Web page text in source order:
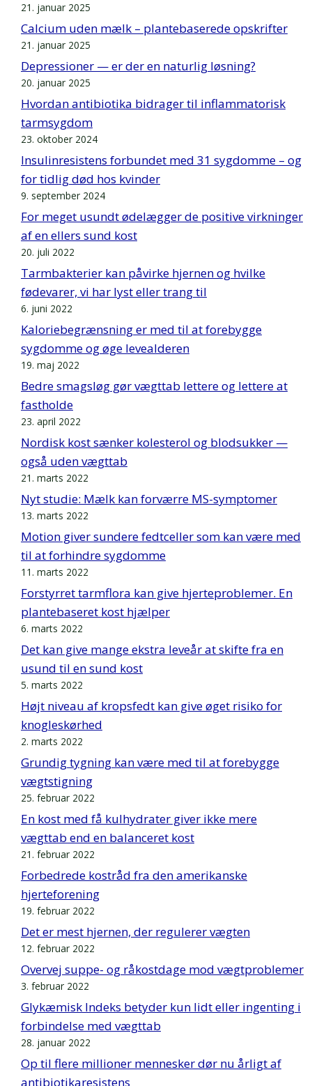
21. januar 2025
Calcium uden mælk – plantebaserede opskrifter
21. januar 2025
Depressioner — er der en naturlig løsning?
20. januar 2025
Hvordan antibiotika bidrager til inflammatorisk
tarmsygdom
23. oktober 2024
Insulinresistens forbundet med 31 sygdomme – og
for tidlig død hos kvinder
9. september 2024
For meget usundt ødelægger de positive virkninger
af en ellers sund kost
20. juli 2022
Tarmbakterier kan påvirke hjernen og hvilke
fødevarer, vi har lyst eller trang til
6. juni 2022
Kaloriebegrænsning er med til at forebygge
sygdomme og øge levealderen
19. maj 2022
Bedre smagsløg gør vægttab lettere og lettere at
fastholde
23. april 2022
Nordisk kost sænker kolesterol og blodsukker —
også uden vægttab
21. marts 2022
Nyt studie: Mælk kan forværre MS-symptomer
13. marts 2022
Motion giver sundere fedtceller som kan være med
til at forhindre sygdomme
11. marts 2022
Forstyrret tarmflora kan give hjerteproblemer. En
plantebaseret kost hjælper
6. marts 2022
Det kan give mange ekstra leveår at skifte fra en
usund til en sund kost
5. marts 2022
Højt niveau af kropsfedt kan give øget risiko for
knogleskørhed
2. marts 2022
Grundig tygning kan være med til at forebygge
vægtstigning
25. februar 2022
En kost med få kulhydrater giver ikke mere
vægttab end en balanceret kost
21. februar 2022
Forbedrede kostråd fra den amerikanske
hjerteforening
19. februar 2022
Det er mest hjernen, der regulerer vægten
12. februar 2022
Overvej suppe- og råkostdage mod vægtproblemer
3. februar 2022
Glykæmisk Indeks betyder kun lidt eller ingenting i
forbindelse med vægttab
28. januar 2022
Op til flere millioner mennesker dør nu årligt af
antibiotikaresistens